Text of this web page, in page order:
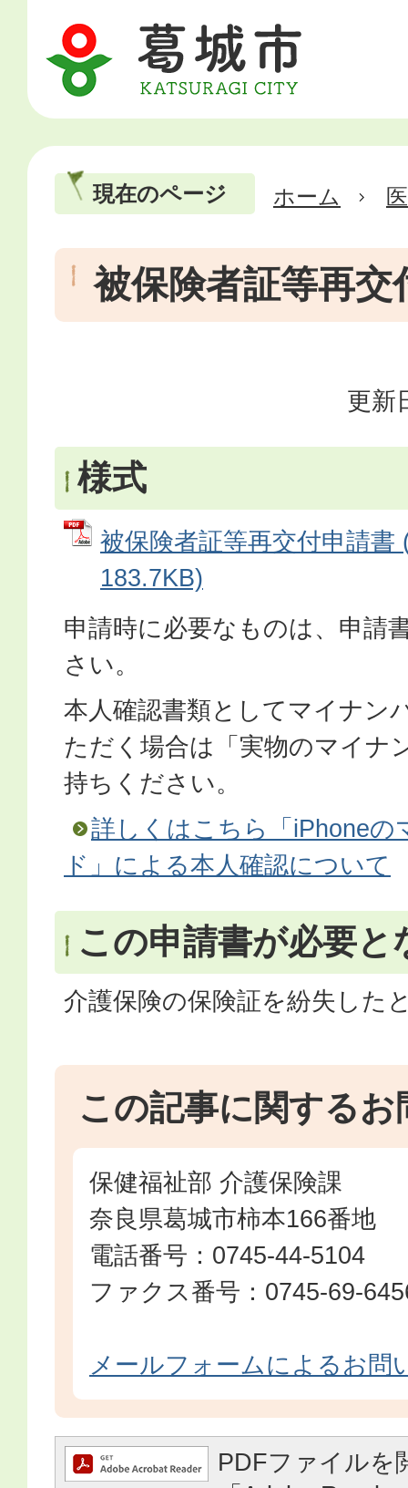
現在のページ ホーム
被保険者証等再交
更新
様式
被保険者証等再交付申請書
183.7KB)
申請時に必要なものは、申請
さい。
本人確認書類としてマイナン
ただく場合は「実物のマイナ
持ちください。
詳しくはこちら「iPhoneの
ド」による本人確認について
この申請書が必要と
介護保険の保険証を紛失した
この記事に関するお
保健福祉部 介護保険課
奈良県葛城市柿本166番地
電話番号：0745-44-5104
ファクス番号：0745-69-
メールフォームによるお問
PDFファイルを